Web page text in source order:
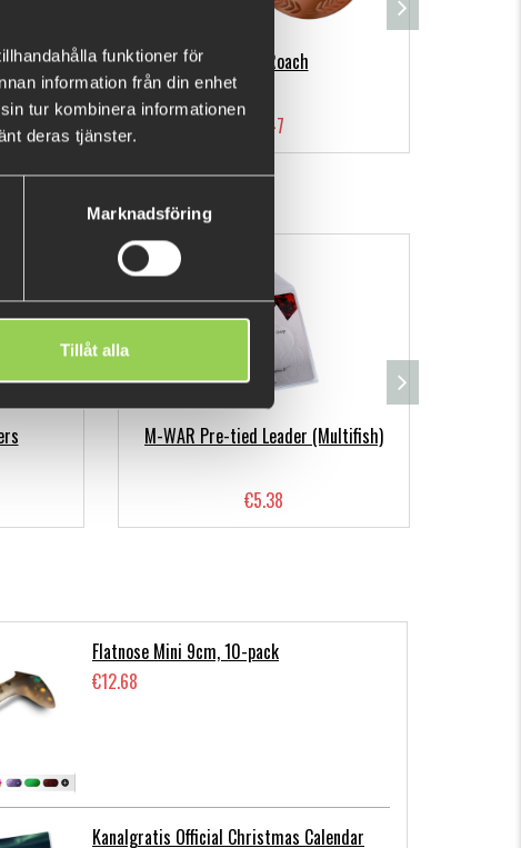
funktioner för
information från din enhet
tur kombinera informationen
deras tjänster.
Marknadsföring
Tillåt alla
MM-B-Roach
€4.47
M-WAR Pre-tied Leader (Multifish)
€5.38
Flatnose Mini 9cm, 10-pack
€12.68
Kanalgratis Official Christmas Calendar